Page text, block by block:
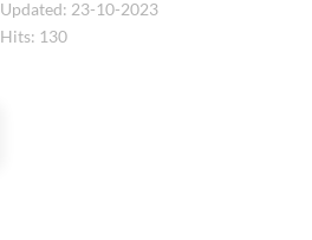
Updated: 23-10-2023
Hits: 130